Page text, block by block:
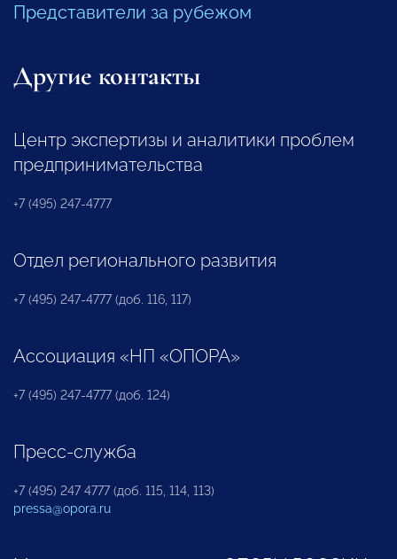
Представители за рубежом
Другие контакты
Центр экспертизы и аналитики проблем
предпринимательства
+7 (495) 247-4777
Отдел регионального развития
+7 (495) 247-4777 (доб. 116, 117)
Ассоциация «НП «ОПОРА»
+7 (495) 247-4777 (доб. 124)
Пресс-служба
+7 (495) 247 4777 (доб. 115, 114, 113)
pressa@opora.ru